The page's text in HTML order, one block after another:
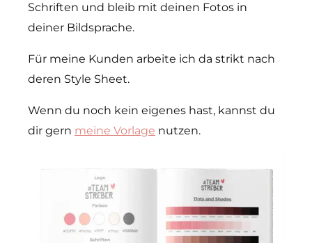
Schriften und bleib mit deinen Fotos in
deiner Bildsprache.
Für meine Kunden arbeite ich da strikt nach
deren Style Sheet.
Wenn du noch kein eigenes hast, kannst du
dir gern meine Vorlage nutzen.